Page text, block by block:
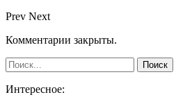
Prev Next
Комментарии закрыты.
Интересное: